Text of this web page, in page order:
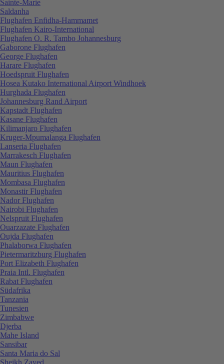
Sainte-Marie
Saldanha
Flughafen Enfidha-Hammamet
Flughafen Kairo-International
Flughafen O. R. Tambo Johannesburg
Gaborone Flughafen
George Flughafen
Harare Flughafen
Hoedspruit Flughafen
Hosea Kutako International Airport Windhoek
Hurghada Flughafen
Johannesburg Rand Airport
Kapstadt Flughafen
Kasane Flughafen
Kilimanjaro Flughafen
Kruger-Mpumalanga Flughafen
Lanseria Flughafen
Marrakesch Flughafen
Maun Flughafen
Mauritius Flughafen
Mombasa Flughafen
Monastir Flughafen
Nador Flughafen
Nairobi Flughafen
Nelspruit Flughafen
Ouarzazate Flughafen
Oujda Flughafen
Phalaborwa Flughafen
Pietermaritzburg Flughafen
Port Elizabeth Flughafen
Praia Intl. Flughafen
Rabat Flughafen
Südafrika
Tanzania
Tunesien
Zimbabwe
Djerba
Mahe Island
Sansibar
Santa Maria do Sal
Sheikh Zayed